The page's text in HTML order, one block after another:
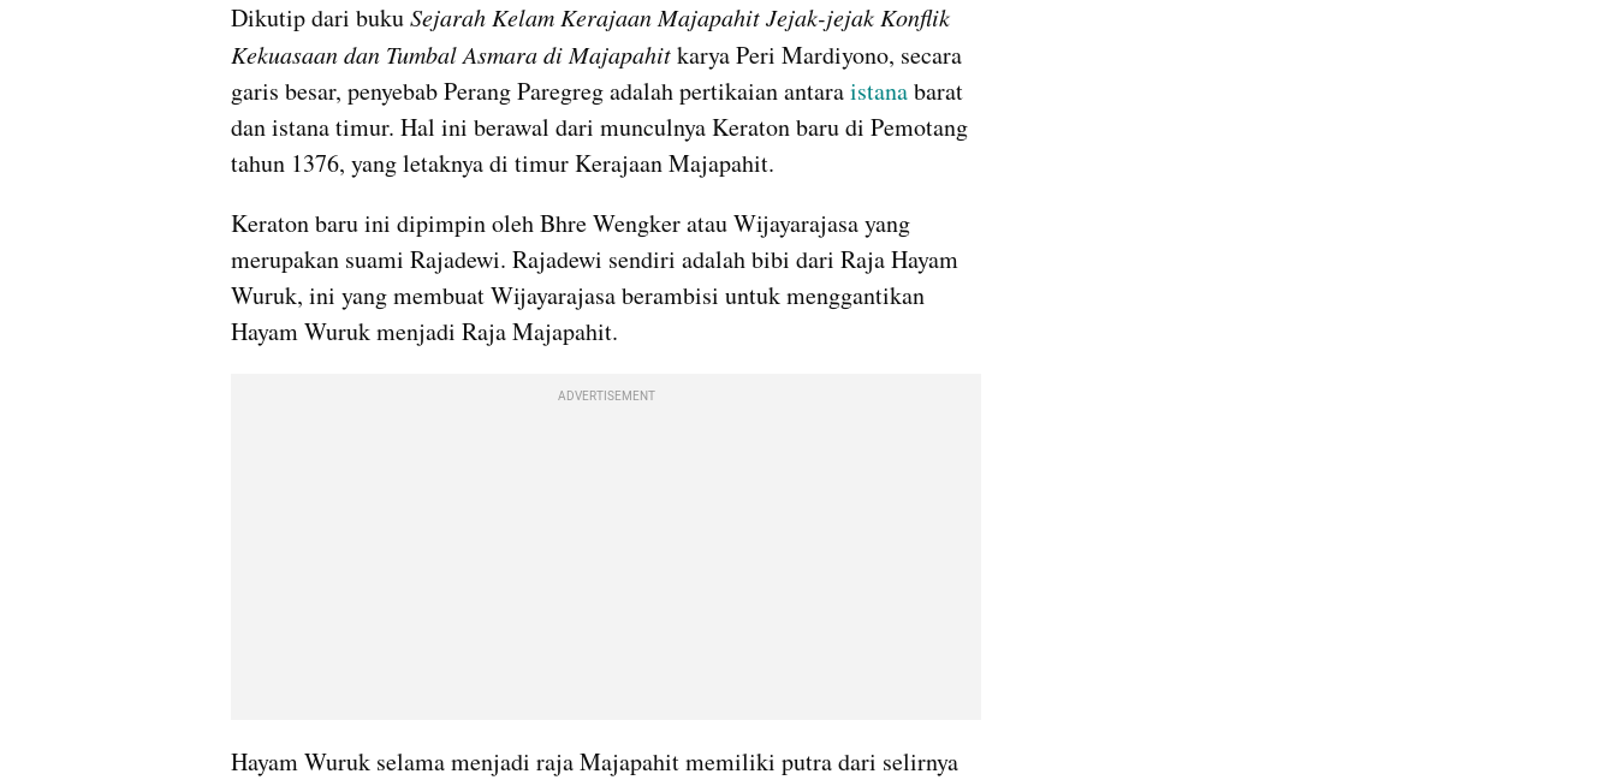
Dikutip dari buku Sejarah Kelam Kerajaan Majapahit Jejak-jejak Konflik
Kekuasaan dan Tumbal Asmara di Majapahit karya Peri Mardiyono, secara
garis besar, penyebab Perang Paregreg adalah pertikaian antara istana barat
dan istana timur. Hal ini berawal dari munculnya Keraton baru di Pemotang
tahun 1376, yang letaknya di timur Kerajaan Majapahit.
Keraton baru ini dipimpin oleh Bhre Wengker atau Wijayarajasa yang
merupakan suami Rajadewi. Rajadewi sendiri adalah bibi dari Raja Hayam
Wuruk, ini yang membuat Wijayarajasa berambisi untuk menggantikan
Hayam Wuruk menjadi Raja Majapahit.
ADVERTISEMENT
Hayam Wuruk selama menjadi raja Majapahit memiliki putra dari selirnya